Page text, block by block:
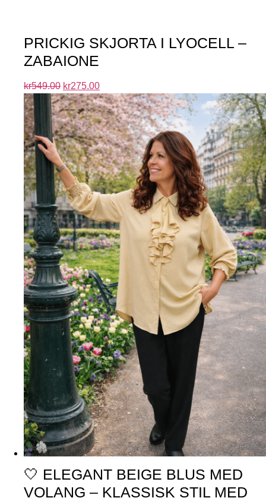
PRICKIG SKJORTA I LYOCELL –
ZABAIONE
kr549.00 kr275.00
🤍 ELEGANT BEIGE BLUS MED
VOLANG – KLASSISK STIL MED